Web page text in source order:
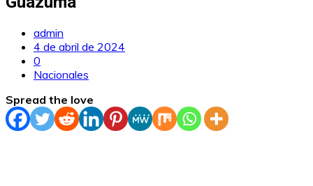
admin
4 de abril de 2024
0
Nacionales
Spread the love